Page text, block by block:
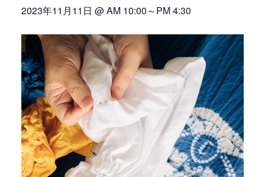
2023年11月11日 @ AM 10:00～PM 4:30